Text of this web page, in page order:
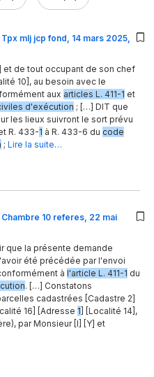
mlj jcp fond, 14 mars 2025,
et de tout occupant de son chef
10], au besoin avec le
aux articles L. 411-1 et
d'exécution ; […] DIT que
les lieux suivront le sort prévu
R. 433-1 à R. 433-6 du code
; Lire la suite…
10 referes, 22 mai
que la présente demande
été précédée par l'envoi
à l'article L. 411-1 du
. […] Constatons
cadastrées [Cadastre 2]
16] [Adresse 1] [Localité 14],
par Monsieur [I] [Y] et